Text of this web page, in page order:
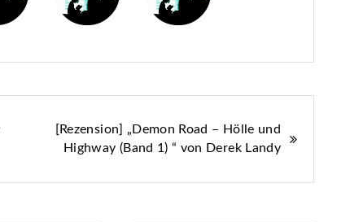
[Rezension] „Demon Road – Hölle und
Highway (Band 1) “ von Derek Landy